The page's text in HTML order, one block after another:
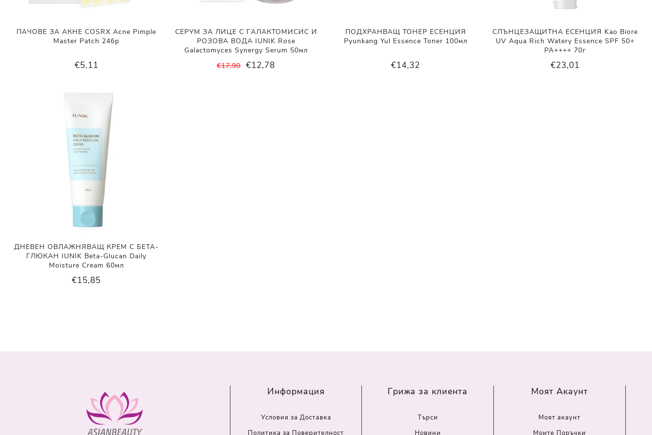
ПАЧОВЕ ЗА АКНЕ COSRX Acne Pimple
Master Patch 24бр
€5,11
СЕРУМ ЗА ЛИЦЕ С ГАЛАКТОМИСИС И
РОЗОВА ВОДА IUNIK Rose
Galactomyces Synergy Serum 50мл
€17,90 €12,78
ПОДХРАНВАЩ ТОНЕР ЕСЕНЦИЯ
Pyunkang Yul Essence Toner 100мл
€14,32
СЛЪНЦЕЗАЩИТНА ЕСЕНЦИЯ Kao Biore
UV Aqua Rich Watery Essence SPF 50+
PA++++ 70г
€23,01
ДНЕВЕН ОВЛАЖНЯВАЩ КРЕМ С БЕТА-
ГЛЮКАН IUNIK Beta-Glucan Daily
Moisture Cream 60мл
€15,85
Информация
Условия за Доставка
Политика за Поверителност
Грижа за клиента
Търси
Новини
Моят Акаунт
Моят акаунт
Моите Поръчки